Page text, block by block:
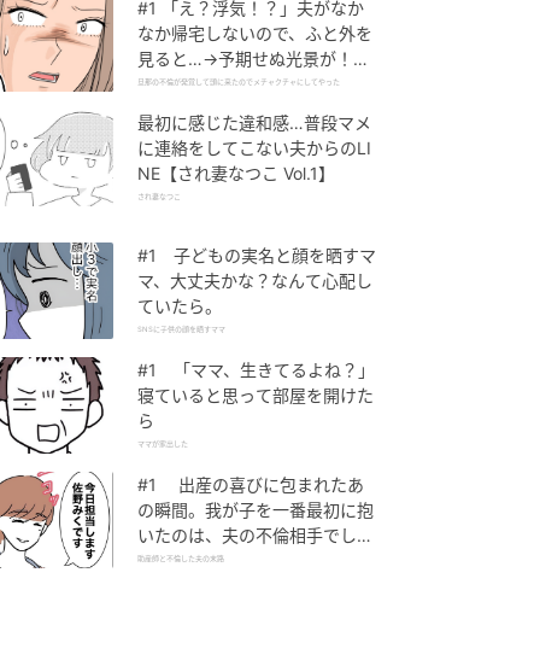
#1 「え？浮気！？」夫がなか
なか帰宅しないので、ふと外を
見ると…→予期せぬ光景が！｜
旦那の不倫が発覚して頭に来た
旦那の不倫が発覚して頭に来たのでメチャクチャにしてやった
最初に感じた違和感…普段マメ
に連絡をしてこない夫からのLI
NE【され妻なつこ Vol.1】
され妻なつこ
#1 子どもの実名と顔を晒すマ
マ、大丈夫かな？なんて心配し
ていたら。
SNSに子供の顔を晒すママ
#1 「ママ、生きてるよね？」
寝ていると思って部屋を開けた
ら
ママが家出した
#1 出産の喜びに包まれたあ
の瞬間。我が子を一番最初に抱
いたのは、夫の不倫相手でし
た。
助産師と不倫した夫の末路